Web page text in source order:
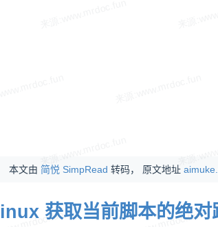
本文由 简悦 SimpRead 转码， 原文地址
获取当前脚本的绝对